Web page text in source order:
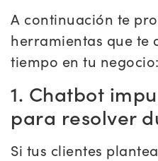
A continuación te
herramientas que te
tiempo en tu negocio:
1. Chatbot
para resolver
Si tus clientes